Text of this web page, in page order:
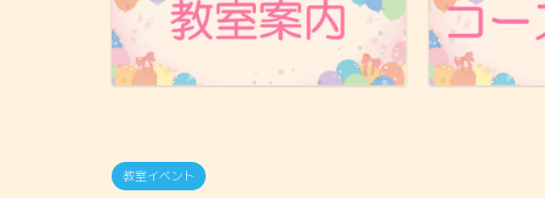
教室イベント